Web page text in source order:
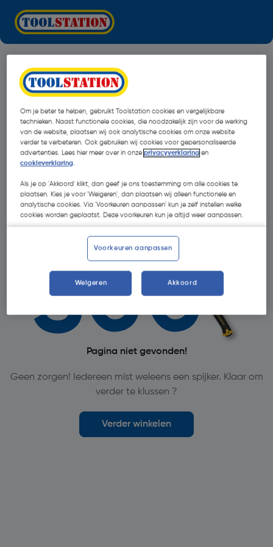
Oops!
Pagina niet gevonden!
Geen zorgen! Iedereen mist weleens een spijker. Klaar om
verder te klussen ?
Verder winkelen
Om je beter te helpen, gebruikt Toolstation cookies en vergelijkbare
technieken. Naast functionele cookies, die noodzakelijk zijn voor de werking
van de website, plaatsen wij ook analytische cookies om onze website
verder te verbeteren. Ook gebruiken wij cookies voor gepersonaliseerde
advertenties. Lees hier meer over in onzeprivacyverklaring en
cookieverklaring.
Als je op 'Akkoord' klikt, dan geef je ons toestemming om alle cookies te
plaatsen. Kies je voor 'Weigeren', dan plaatsen wij alleen functionele en
analytische cookies. Via 'Voorkeuren aanpassen' kun je zelf instellen welke
cookies worden geplaatst. Deze voorkeuren kun je altijd weer aanpassen.
Voorkeuren aanpassen
Weigeren Akkoord